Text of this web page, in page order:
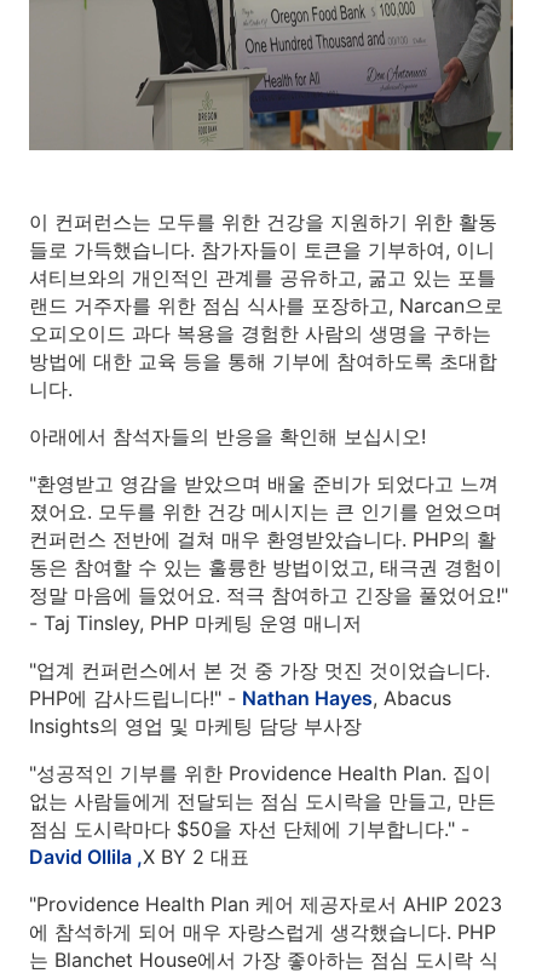
이 컨퍼런스는 모두를 위한 건강을 지원하기 위한 활동
들로 가득했습니다. 참가자들이 토큰을 기부하여, 이니
셔티브와의 개인적인 관계를 공유하고, 굶고 있는 포틀
랜드 거주자를 위한 점심 식사를 포장하고, Narcan으로
오피오이드 과다 복용을 경험한 사람의 생명을 구하는
방법에 대한 교육 등을 통해 기부에 참여하도록 초대합
니다.
아래에서 참석자들의 반응을 확인해 보십시오!
"환영받고 영감을 받았으며 배울 준비가 되었다고 느껴
졌어요. 모두를 위한 건강 메시지는 큰 인기를 얻었으며
컨퍼런스 전반에 걸쳐 매우 환영받았습니다. PHP의 활
동은 참여할 수 있는 훌륭한 방법이었고, 태극권 경험이
정말 마음에 들었어요. 적극 참여하고 긴장을 풀었어요!"
- Taj Tinsley, PHP 마케팅 운영 매니저
"업계 컨퍼런스에서 본 것 중 가장 멋진 것이었습니다.
PHP에 감사드립니다!" - Nathan Hayes, Abacus
Insights의 영업 및 마케팅 담당 부사장
"성공적인 기부를 위한 Providence Health Plan. 집이
없는 사람들에게 전달되는 점심 도시락을 만들고, 만든
점심 도시락마다 $50을 자선 단체에 기부합니다." -
David Ollila ,X BY 2 대표
"Providence Health Plan 케어 제공자로서 AHIP 2023
에 참석하게 되어 매우 자랑스럽게 생각했습니다. PHP
는 Blanchet House에서 가장 좋아하는 점심 도시락 식